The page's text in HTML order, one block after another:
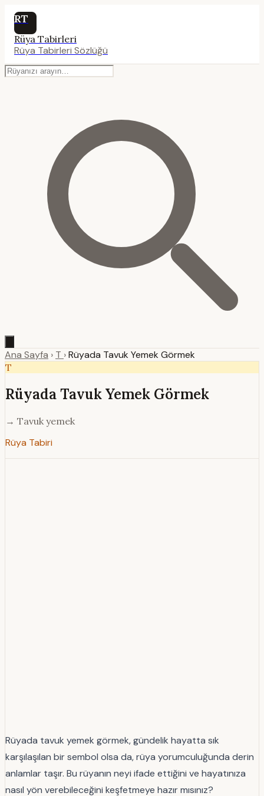
RT
Rüya Tabirleri
Rüya Tabirleri Sözlüğü
Ana Sayfa › T ›Rüyada Tavuk Yemek Görmek
T
Rüyada Tavuk Yemek Görmek
→ Tavuk yemek
Rüya Tabiri
Rüyada tavuk yemek görmek, gündelik hayatta sık
karşılaşılan bir sembol olsa da, rüya yorumculuğunda derin
anlamlar taşır. Bu rüyanın neyi ifade ettiğini ve hayatınıza
nasıl yön verebileceğini keşfetmeye hazır mısınız?